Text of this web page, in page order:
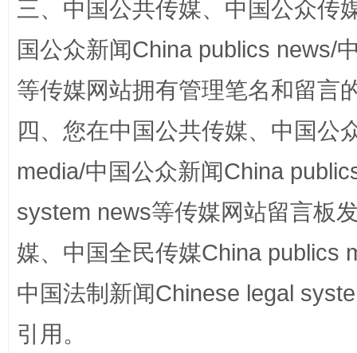
镜头丨大暑三秋近 山西：
如何以同查同治破解风腐交织难题 养老服
三、中国公共传媒、中国公众传
国公众新闻China publics news/
等传媒网站拥有管理笔名和留言
四、您在中国公共传媒、中国公
media/中国公众新闻China
system news等传媒网站留言板
媒、中国全民传媒China publics
中国法制新闻Chinese legal
引用。